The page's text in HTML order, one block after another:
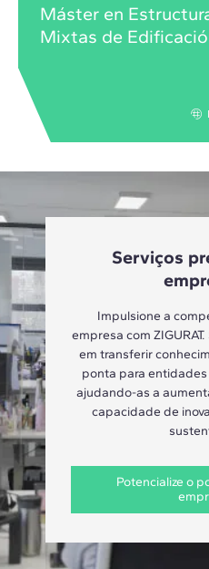
Máster en
Mixtas de
Serviços
Impulsione a
empresa com
em transferir
ponta para
ajudando-as a
capacidade de
Potencialize o